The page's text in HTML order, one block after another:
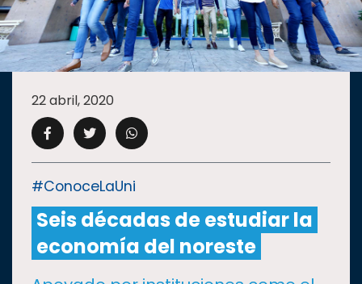
SECCIONES
ACADEMIA
CAMPUS UANL
CULTURA
22 abril, 2020
#ConoceLaUni
Seis décadas de estudiar la
economía del noreste